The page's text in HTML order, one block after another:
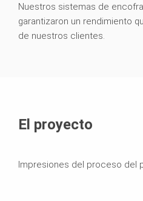
Nuestros sistemas de
garantizaron un rendimiento
de nuestros clientes.
El proyecto
Impresiones del proceso del